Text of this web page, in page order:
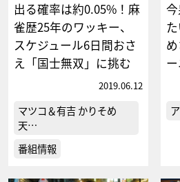
出る確率は約0.05%！麻
雀歴25年のワッキー、
スケジュール6日間おさ
え「国士無双」に挑む
2019.06.12
マツコ＆有吉 かりそめ
天…
番組情報